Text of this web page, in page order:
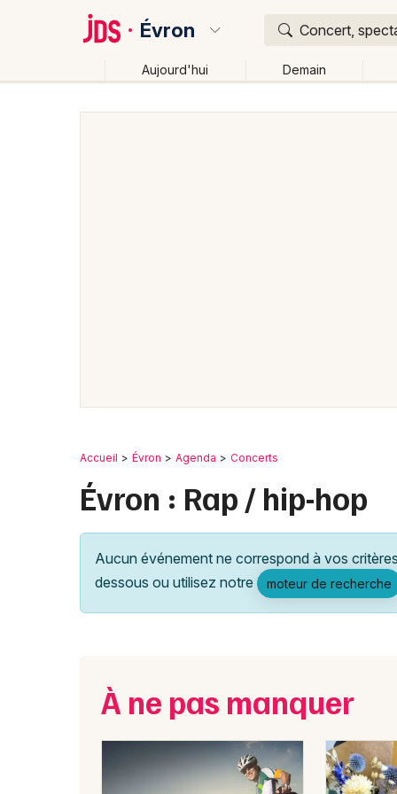
Évron Concert,
Aujourd'hui Demain
Accueil Évron Agenda Concerts
Évron : Rap / hip-hop
Aucun événement ne correspond à vos
dessous ou utilisez notre
moteur de recherche
À ne pas manquer